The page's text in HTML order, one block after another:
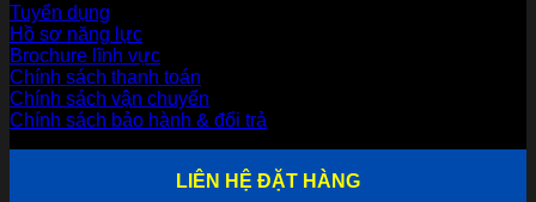
Tuyển dụng
Hồ sơ năng lực
Brochure lĩnh vực
Chính sách thanh toán
Chính sách vận chuyển
Chính sách bảo hành & đổi trả
LIÊN HỆ ĐẶT HÀNG